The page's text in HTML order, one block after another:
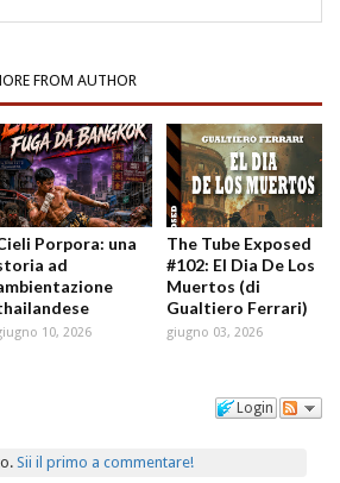
FROM AUTHOR
Porpora: una
ad
10, 2026
The Tube Exposed
#102: El Dia De Los
Muertos (di
Gualtiero Ferrari)
giugno 03, 2026
Login
Sii il primo a commentare!